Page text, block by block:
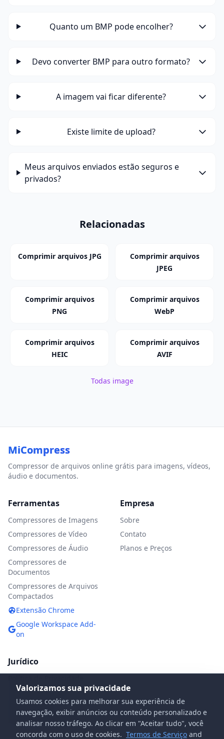
Quanto um BMP pode encolher?
Devo converter BMP para outro formato?
A imagem vai ficar diferente?
Existe limite de upload?
Meus arquivos enviados estão seguros e
privados?
Relacionadas
Comprimir arquivos JPG
Comprimir arquivos
JPEG
Comprimir arquivos
PNG
Comprimir arquivos
WebP
Comprimir arquivos
HEIC
Comprimir arquivos
AVIF
Todas image
MiCompress
Compressor de arquivos online grátis para imagens, vídeos,
áudio e documentos.
Ferramentas
Compressores de Imagens
Compressores de Vídeo
Compressores de Áudio
Compressores de
Documentos
Compressores de Arquivos
Compactados
Extensão Chrome
Google Workspace Add-
on
Empresa
Sobre
Contato
Planos e Preços
Jurídico
Termos de Serviço
Política DMCA
Perguntas frequentes
Valorizamos sua privacidade
Usamos cookies para melhorar sua experiência de
navegação, exibir anúncios ou conteúdo personalizado e
analisar nosso tráfego. Ao clicar em "Aceitar tudo", você
concorda com o uso de cookies. Termos de Serviço and